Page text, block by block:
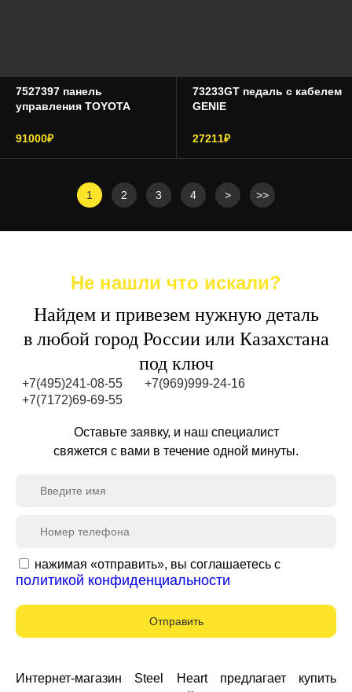
7527397 панель
управления TOYOTA
91000₽
73233GT педаль с кабелем
GENIE
27211₽
1 2 3 4 > >>
Не нашли что искали?
Найдем и привезем нужную деталь
в любой город России или Казахстана
под ключ
+7(495)241-08-55
+7(969)999-24-16
+7(7172)69-69-55
Оставьте заявку, и наш специалист
свяжется с вами в течение одной минуты.
нажимая «отправить», вы соглашаетесь с
политикой конфиденциальности
Отправить
Интернет-магазин Steel Heartпредлагает купить